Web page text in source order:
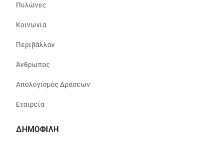
Πυλώνες
Κοινωνία
Περιβάλλον
Άνθρωπος
Απολογισμός Δράσεων
Εταιρεία
ΔΗΜΟΦΙΛΗ